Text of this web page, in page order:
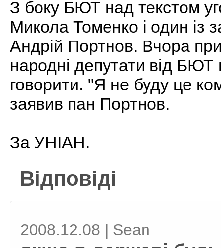
З боку БЮТ над текстом
Микола Томенко і один із
Андрій Портнов. Вчора при
народні депутати від
говорити. "Я не буду це
заявив пан Портнов.
За УНІАН.
Відповіді
2008.12.08 | Sean